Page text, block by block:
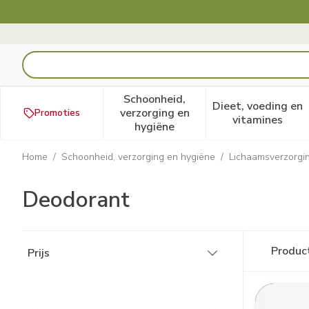
Product, merk, categorie...
Promoties
Schoonheid,
verzorging en
hygiëne
Toon submenu voor
Dieet, voeding en
vitamines
Toon
Home / Schoonheid, verzorging en hygiëne /
Deodorant
Prijs